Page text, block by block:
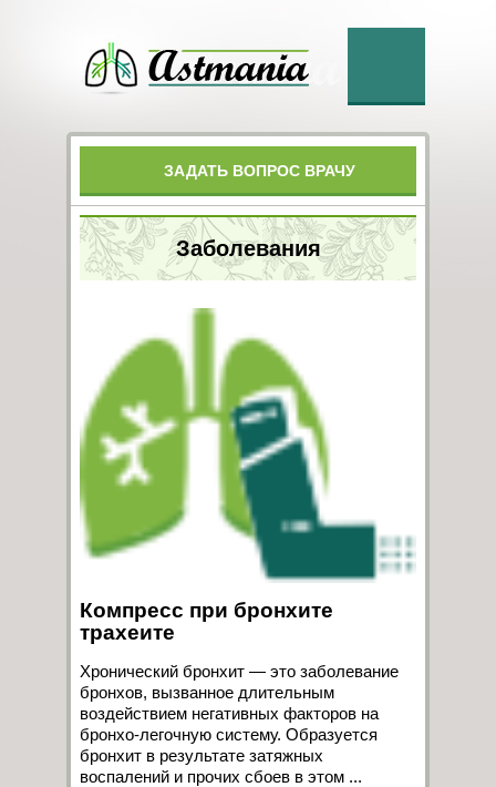
ЗАДАТЬ ВОПРОС ВРАЧУ
Заболевания
Компресс при бронхите
трахеите
Хронический бронхит — это заболевание
бронхов, вызванное длительным
воздействием негативных факторов на
бронхо-легочную систему. Образуется
бронхит в результате затяжных
воспалений и прочих сбоев в этом ...